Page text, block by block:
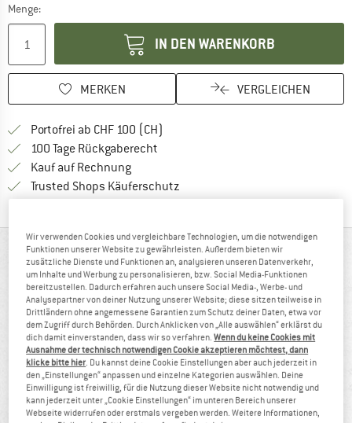
Menge:
IN DEN WARENKORB
MERKEN VERGLEICHEN
Portofrei ab CHF 100 (CH)
100 Tage Rückgaberecht
Kauf auf RechnungFinde die Zahlungs-Infos hier! Öffnet
Trusted Shops Käuferschutz
AUF EINEN BLICK
Klassischer Chalkbag mit Bauchgurt
Wir verwenden Cookies und vergleichbare Technologien, um die notwendigen
Funktionen unserer Website zu gewährleisten. Außerdem bieten wir
zusätzliche Dienste und Funktionen an, analysieren unseren Datenverkehr,
um Inhalte und Werbung zu personalisieren, bzw. Social Media-Funktionen
bereitzustellen. Dadurch erfahren auch unsere Social Media-, Werbe- und
Analysepartner von deiner Nutzung unserer Website; diese sitzen teilweise in
Drittländern ohne angemessene Garantien zum Schutz deiner Daten, etwa vor
dem Zugriff durch Behörden. Durch Anklicken von „Alle auswählen“ erklärst du
dich damit einverstanden, dass wir so verfahren.Wenn du keine Cookies mit
Ausnahme der technisch notwendigen Cookie akzeptieren möchtest, dann
klicke bitte hier. Du kannst deine Cookie Einstellungen aber auch jederzeit in
den „Einstellungen“ anpassen und einzelne Kategorien auswählen. Deine
Einwilligung ist freiwillig, für die Nutzung dieser Website nicht notwendig und
kann jederzeit unter „Cookie Einstellungen“ im unteren Bereich unserer
Webseite widerrufen oder erstmals vergeben werden. Weitere Informationen,